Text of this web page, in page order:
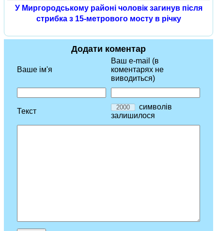
У Миргородському районі чоловік загинув після
стрибка з 15-метрового мосту в річку
Додати коментар
Ваше ім'я
Ваш e-mail (в
коментарях не
виводиться)
Текст
символів
залишилося